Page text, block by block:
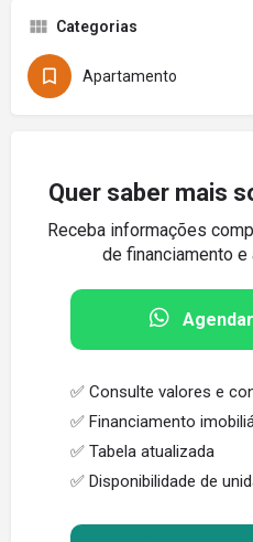
Categorias
Apartamento
Quer saber mais
Receba informações
de financiamento
✅ Consulte valores e
✅ Financiamento
✅ Tabela atualizada
✅ Disponibilidade de